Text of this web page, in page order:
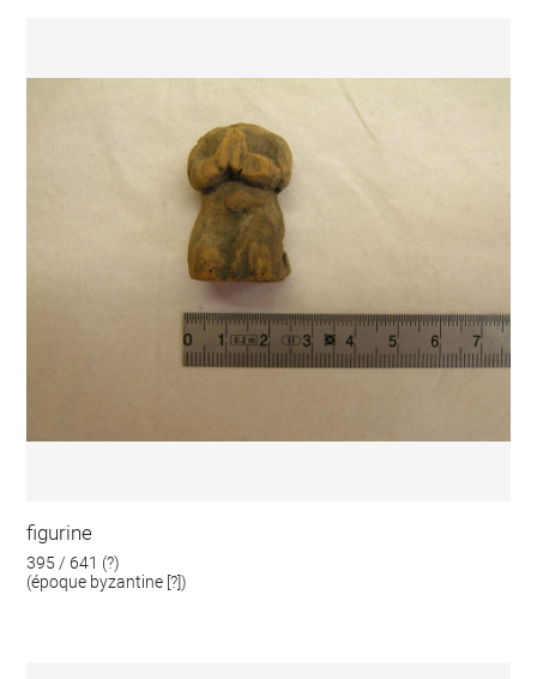
figurine
395 / 641 (?)
(époque byzantine [?])